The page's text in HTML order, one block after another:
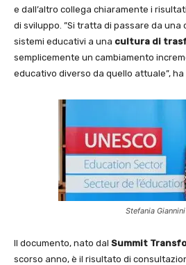
e dall’altro collega chiaramente i
di sviluppo. ”Si tratta di passare da una
sistemi educativi a una cultura di
semplicemente un cambiamento
educativo diverso da quello attuale”, ha
Stefania Giannini
Il documento, nato dal Summit
scorso anno, è il risultato di